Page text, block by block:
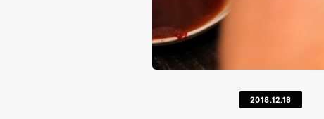
2018.12.18